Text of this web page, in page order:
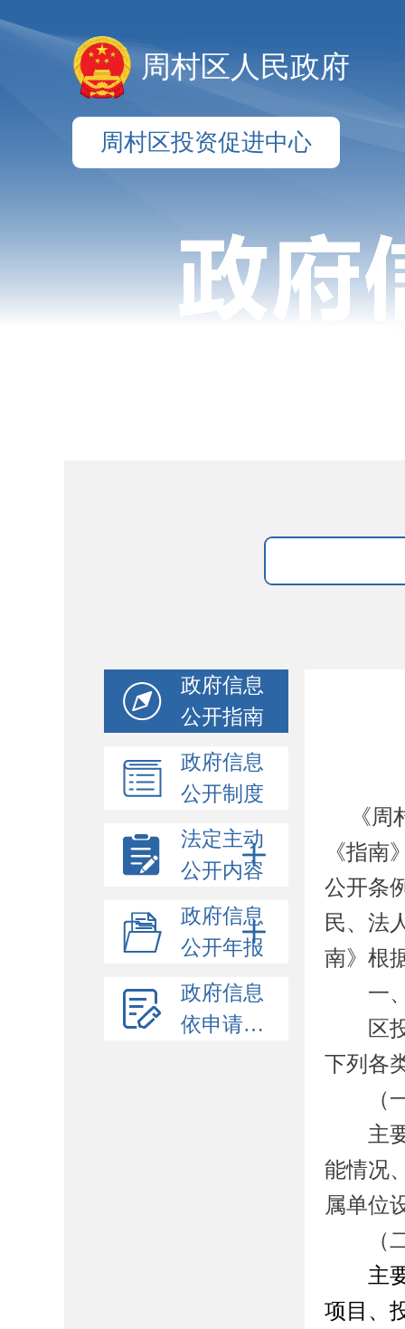
周村区人民政府
周村区投资促进中心
政府信息
公开指南
政府信息
公开制度
法定主动
公开内容
政府信息
公开年报
政府信息
依申请公开
《周
《指南
公开条
民、法
南》根
一、
区
下列各
（一
主要
能情况
属单位
（
主
项目、